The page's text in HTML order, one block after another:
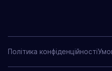
Політика конфіденційності